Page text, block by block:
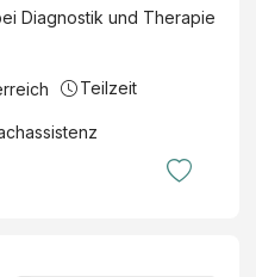
Diagnostik und Therapie
Teilzeit